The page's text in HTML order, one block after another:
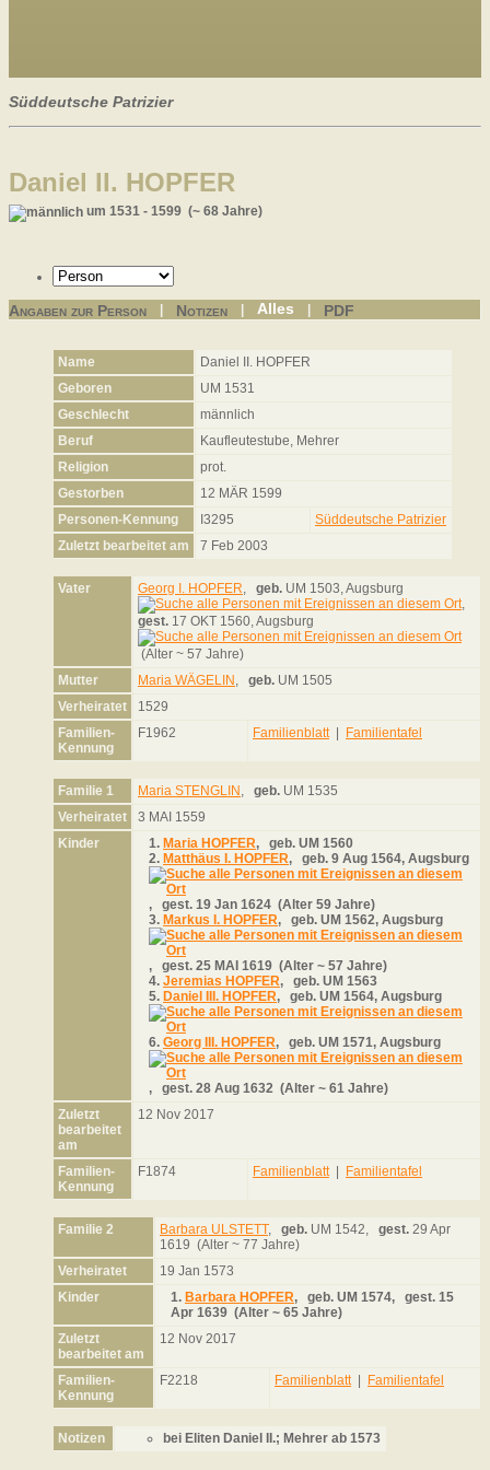
Süddeutsche Patrizier
Daniel II. HOPFER
um 1531 - 1599 (~ 68 Jahre)
Angaben zur Person Notizen Alles PDF
Name Daniel II. HOPFER
Geboren
UM 1531
Geschlecht
männlich
Beruf
Kaufleutestube, Mehrer
Religion
prot.
Gestorben
12 MÄR 1599
Personen-Kennung
I3295
Süddeutsche Patrizier
Zuletzt bearbeitet am
7 Feb 2003
Vater Georg I. HOPFER, geb. UM 1503, Augsburg
,
gest. 17 OKT 1560, Augsburg
(Alter ~ 57 Jahre)
Mutter
Maria WÄGELIN , geb. UM 1505
Verheiratet
1529
Familien-
Kennung
F1962 Familienblatt| Familientafel
Familie 1 Maria STENGLIN , geb. UM 1535
Verheiratet
3 MAI 1559
Kinder
1. Maria HOPFER, geb. UM 1560
2. Matthäus I. HOPFER, geb. 9 Aug 1564, Augsburg
, gest. 19 Jan 1624 (Alter 59 Jahre)
3. Markus I. HOPFER, geb. UM 1562, Augsburg
, gest. 25 MAI 1619 (Alter ~ 57 Jahre)
4. Jeremias HOPFER, geb. UM 1563
5. Daniel III. HOPFER, geb. UM 1564, Augsburg
6. Georg III. HOPFER, geb. UM 1571, Augsburg
, gest. 28 Aug 1632 (Alter ~ 61 Jahre)
Zuletzt
bearbeitet
am
12 Nov 2017
Familien-
Kennung
F1874 Familienblatt| Familientafel
Familie 2 Barbara ULSTETT, geb. UM 1542, gest. 29 Apr
1619 (Alter ~ 77 Jahre)
Verheiratet
19 Jan 1573
Kinder
1. Barbara HOPFER, geb. UM 1574, gest. 15
Apr 1639 (Alter ~ 65 Jahre)
Zuletzt
bearbeitet am
12 Nov 2017
Familien-
Kennung
F2218 Familienblatt| Familientafel
Notizen bei Eliten Daniel II.; Mehrer ab 1573